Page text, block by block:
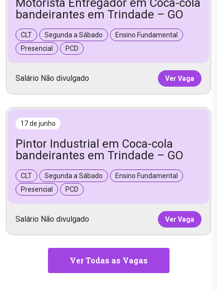
Motorista Entregador em Coca-cola
bandeirantes em Trindade – GO
CLT Segunda a Sábado
Ensino Fundamental
Presencial
PCD
Salário Não divulgado Ver Vaga
17 de junho
Pintor Industrial em Coca-cola
bandeirantes em Trindade – GO
CLT Segunda a Sábado
Ensino Fundamental
Presencial
PCD
Salário Não divulgado Ver Vaga
Ver Todas as Vagas